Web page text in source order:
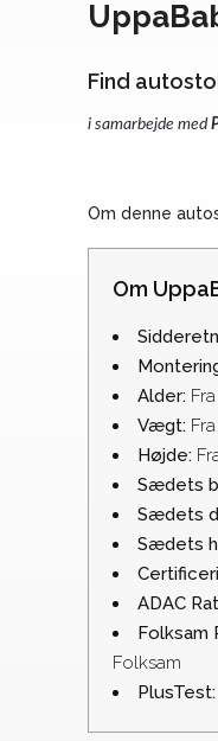
Find
i samarbejde med
Om denne
Om
Alder:
Vægt:
Højde:
Sædets
Sædets
Sædets
ADAC
Folksam
Folksam
PlusTest: